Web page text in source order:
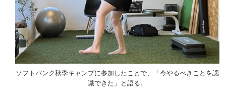
ソフトバンク秋季キャンプに参加したことで、「今やるべきことを認
識できた」と語る。